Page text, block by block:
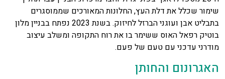
שימור שכלל את דלת העץ, החלונות המאורכים שממוסגרים
בתבליט אבן ועוגני הברזל לחיזוק. בשנת 2023 נפתח בבניין מלון
בוטיק רפאל האוס ששימר בו את רוח התקופה ומשלב עיצוב
מודרני עדכני עם טעם של פעם.
האגרונום והחותן